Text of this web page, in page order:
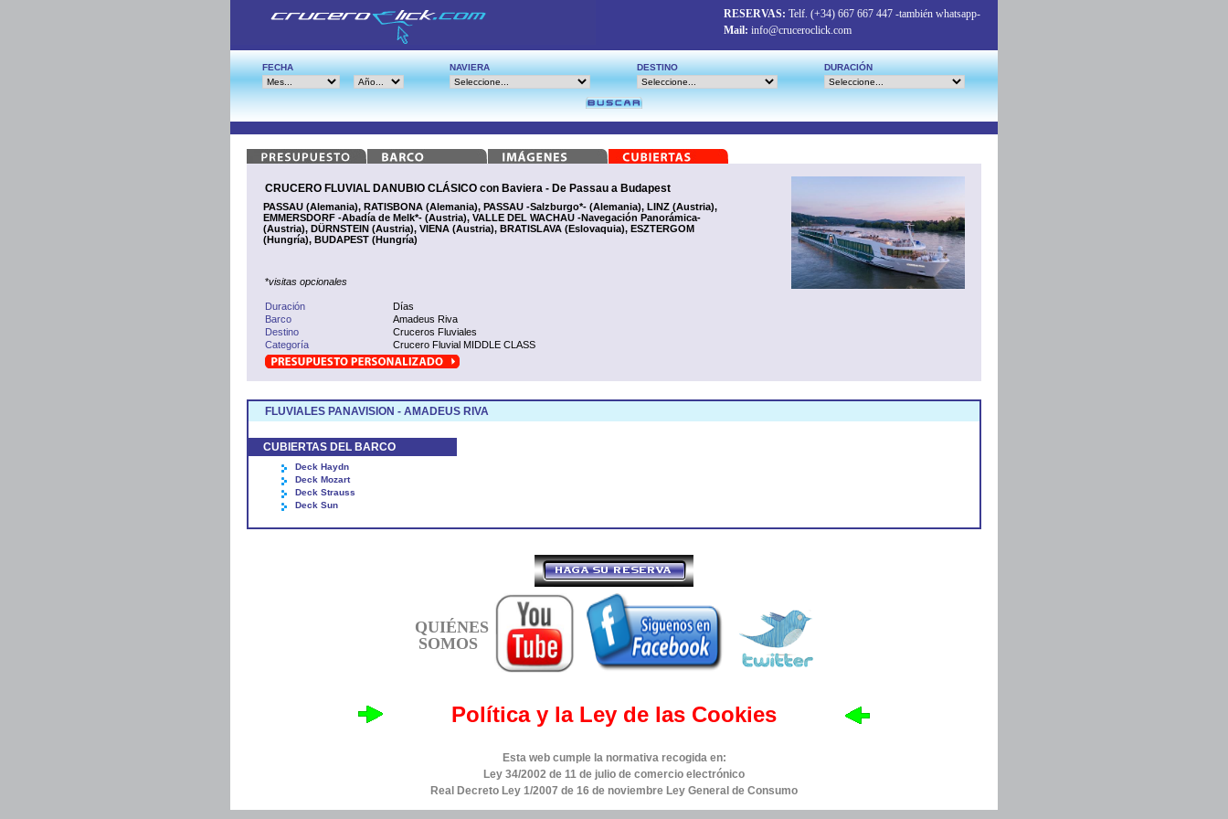
RESERVAS: Telf. (+34) 667 667 447 -también whatsapp-
Mail: info@cruceroclick.com
FECHA NAVIERA DESTINO DURACIÓN
CRUCERO FLUVIAL DANUBIO CLÁSICO con Baviera - De Passau a Budapest
PASSAU (Alemania), RATISBONA (Alemania), PASSAU -Salzburgo*- (Alemania), LINZ (Austria),
EMMERSDORF -Abadía de Melk*- (Austria), VALLE DEL WACHAU -Navegación Panorámica-
(Austria), DÜRNSTEIN (Austria), VIENA (Austria), BRATISLAVA (Eslovaquia), ESZTERGOM
(Hungría), BUDAPEST (Hungría)
*visitas opcionales
Duración
Días
Barco
Amadeus Riva
Destino
Cruceros Fluviales
Categoría
Crucero Fluvial MIDDLE CLASS
FLUVIALES PANAVISION - AMADEUS RIVA
CUBIERTAS DEL BARCO
Deck Haydn
Deck Mozart
Deck Strauss
Deck Sun
QUIÉNES
SOMOS
Política y la Ley de las Cookies
Esta web cumple la normativa recogida en:
Ley 34/2002 de 11 de julio de comercio electrónico
Real Decreto Ley 1/2007 de 16 de noviembre Ley General de Consumo